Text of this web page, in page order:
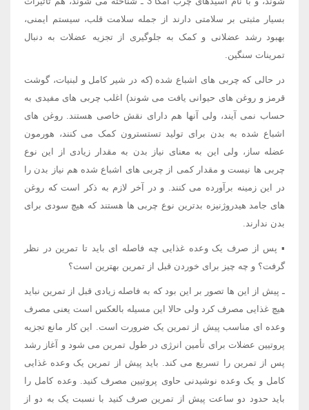
بسیار مثبتی بر سلامتی دارند از جمله سلامت قلب، سیستم ایمنی،
بهبود رشد عضلانی و کمک به جلوگیری از تجزیه عضلات به دنبال
تمرینات سنگین.
در حالی که چربی های اشباع شده (که در شیر کامل و لبنیات، گوشت
قرمز و روغن های حیوانی یافت می شوند) اغلب چربی های مفیدی به
حساب نمی آیند، ولی آنها هم دارای نقش خاصی هستند. روغن های
اشباع شده به بدن برای تولید تستسترون کمک می کنند، هورمون
عضله ساز، ولی این به معنای نیاز بدن به مقدار زیادی از این نوع
چربی ها نیست و مقدار کمی از چربی های اشباع شده هم نیاز بدن را
در این زمینه برآورده می کنند. و در آخر لازم به ذکر است که روغن
های جامد هیدروژنیزه بدترین نوع چربی ها هستند که هیچ سودی برای
بدن ندارند.
▪ پس از صرف یک وعده غذایی چه فاصله ای باید تا تمرین در نظر
گرفت؟ و چه چیز برای خوردن قبل از تمرین بهترین است؟
ـ پیش از این ها تصور بر این بود که به فاصله زیادی قبل از تمرین نباید
هیچ غذایی مصرف کرد ولی حالا این مسیله بالعکس است یعنی مصرف
وعده ای مناسب پیش از تمرین یک ضرورت است. این کار مانع تجزیه
پروتیین عضلات برای تأمین انرژی در طول تمرین می شود و آغاز رشد
پس از تمرین را تسریع می کند. باید پیش از تمرین یک وعده غذایی
کامل و یک وعده نوشیدنی حاوی پروتیین مصرف کنید. وعده کامل را
باید حدود دو ساعت پیش از تمرین صرف کنید با نسبت یک به دو از